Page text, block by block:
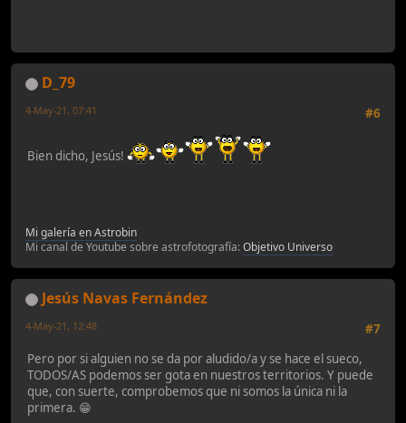
D_79
#6
4-May-21, 07:41
Bien dicho, Jesús!
Mi galería en Astrobin
Mi canal de Youtube sobre astrofotografía:Objetivo Universo
Jesús Navas Fernández
#7
4-May-21, 12:48
Pero por si alguien no se da por aludido/a y se hace el sueco,
TODOS/AS podemos ser gota en nuestros territorios. Y puede
que, con suerte, comprobemos que ni somos la única ni la
primera. 😁